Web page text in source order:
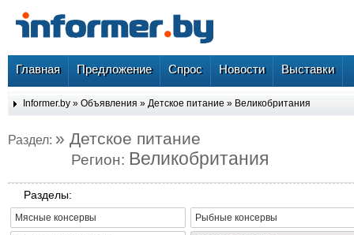
Главная Предложение Спрос Новости Выставки
Informer.by » Объявления » Детское питание » Великобритания
Раздел: » Детское питание
Регион: Великобритания
Разделы:
Мясные консервы Рыбные консервы